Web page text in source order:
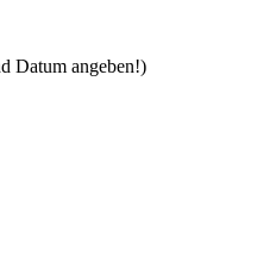
Datum angeben!)